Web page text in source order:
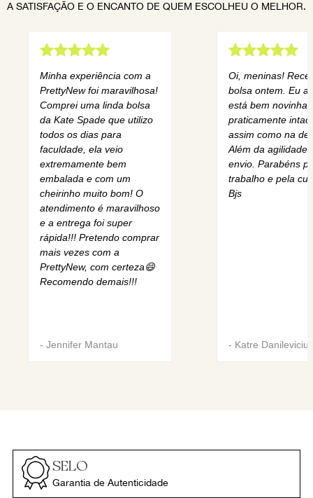
A SATISFAÇÃO E O ENCANTO DE QUEM ESCOLHEU O MELHOR.
Minha experiência com a
PrettyNew foi maravilhosa!
Comprei uma linda bolsa
da Kate Spade que utilizo
todos os dias para
faculdade, ela veio
extremamente bem
embalada e com um
cheirinho muito bom! O
atendimento é maravilhoso
e a entrega foi super
rápida!!! Pretendo comprar
mais vezes com a
PrettyNew, com certeza😄
Recomendo demais!!!
- Jennifer Mantau
Oi, meninas!
bolsa ontem. Eu
está bem novinha,
praticamente
assim como na
Além da agilidade
envio. Parabéns
trabalho e pela
Bjs
- Katre Danilevicius
SELO
Garantia de Autenticidade